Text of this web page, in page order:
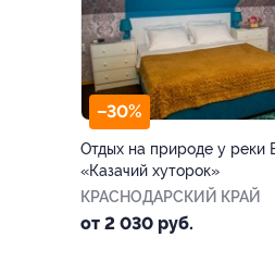
–30%
Отдых на природе у реки
«Казачий хуторок»
КРАСНОДАРСКИЙ КРАЙ
от 2 030 руб.